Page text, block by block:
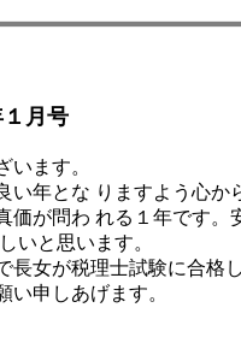
月号
います。
年とな りますよう心か
価が問わ れる１年です
いと思います。
長女が税理士試験に合格
い申しあげます。